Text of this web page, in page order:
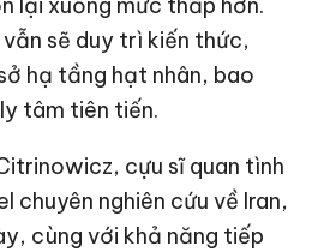
lại xuống mức thấp hơn.
vẫn sẽ duy trì kiến thức,
hạ tầng hạt nhân, bao
tâm tiên tiến.
cựu sĩ quan tình
chuyên nghiên cứu về Iran,
cùng với khả năng tiếp